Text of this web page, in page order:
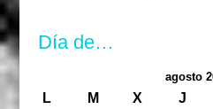
Día de…
agosto
L M X J